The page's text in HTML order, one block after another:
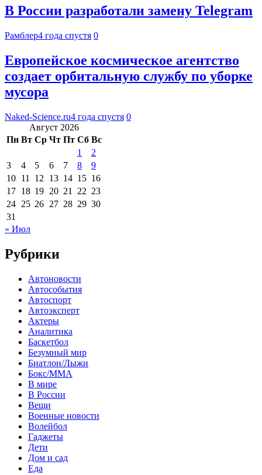
В России разработали замену Telegram
Рамблер4 года спустя 0
Европейское космическое агентство
создает орбитальную службу по уборке
мусора
Naked-Science.ru4 года спустя 0
Август 2026
Пн Вт Ср Чт Пт Сб Вс
1
2
3
4 5 6 7 8
9
10 11 12 13 14 15 16
17 18 19 20 21 22 23
24 25 26 27 28 29 30
31
« Июл
Рубрики
Автоновости
Автособытия
Автоспорт
Автоэксперт
Актеры
Аналитика
Баскетбол
Безумный мир
Биатлон/Лыжи
Бокс/MMA
В мире
В России
Вещи
Военные новости
Волейбол
Гаджеты
Дети
Дом и сад
Еда